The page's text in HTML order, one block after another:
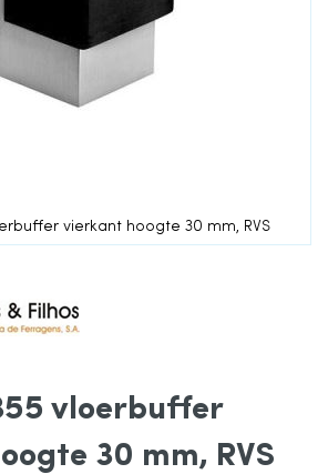
vloerbuffer
30 mm, RVS
vierkant hoogte 30 mm, RVS